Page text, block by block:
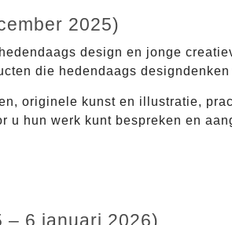
2025)
design en jonge
die hedendaags
originele kunst en illustratie,
u hun werk kunt bespreken en
– 6 januari 2026)